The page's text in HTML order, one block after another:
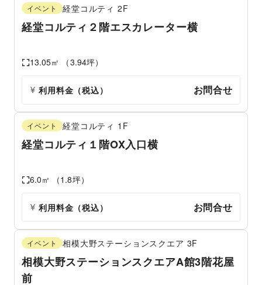
イベント 経堂コルティ 2F
経堂コルティ２階エスカレーター横
13.05㎡ （3.94坪）
利用料金（税込） お問合せ
イベント 経堂コルティ 1F
経堂コルティ１階OX入口横
6.0㎡ （1.8坪）
利用料金（税込） お問合せ
イベント 相模大野ステーションスクエア 3F
相模大野ステーションスクエアA館3階花屋
前